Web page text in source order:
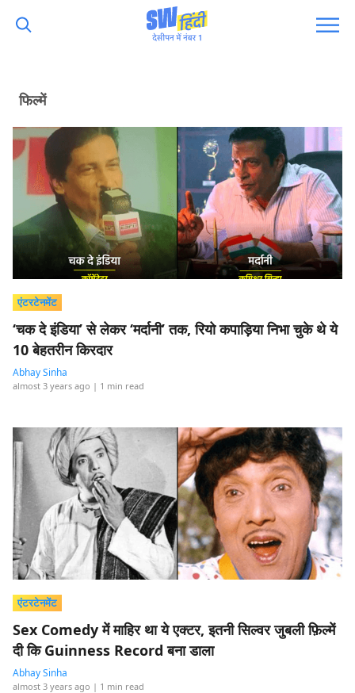
फिल्में
एंटरटेनमेंट
‘चक दे इंडिया’ से लेकर ‘मर्दानी’ तक, रियो कपाड़िया निभा चुके थे ये
10 बेहतरीन किरदार
Abhay Sinha
almost 3 years ago | 1 min read
एंटरटेनमेंट
Sex Comedy में माहिर था ये एक्टर, इतनी सिल्वर जुबली फ़िल्में
दी कि Guinness Record बना डाला
Abhay Sinha
almost 3 years ago | 1 min read